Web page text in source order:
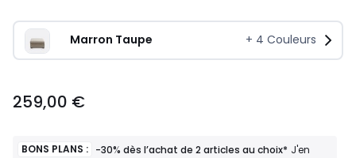
Marron Taupe + 4 Couleurs
259,00 €
BONS PLANS : -30% dès l’achat de 2 articles au choix* J'en